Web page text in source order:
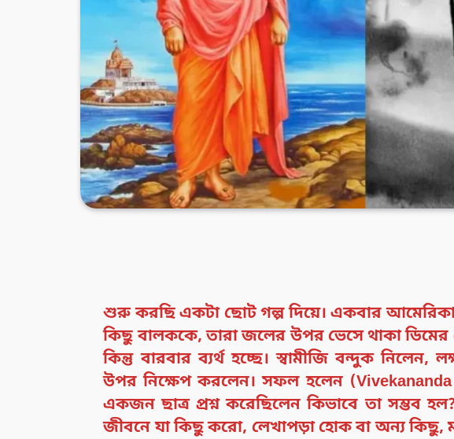
শুরু করছি একটা ছোট গল্প দিয়ে। একবার
কিছু বালককে, তারা জলের উপর ভেসে থাকা ডিমের
কিন্তু বারবার ব্যর্থ হচ্ছে। স্বামীজি বন্দুক নিলেন,
উপর নিক্ষেপ করলেন। সফল হলেন
একজন ছাত্র প্রশ্ন করেছিলেন কিভাবে তা সম্ভব
জীবনে যা কিছু করো, লেখাপড়া হোক বা অন্য কিছু,